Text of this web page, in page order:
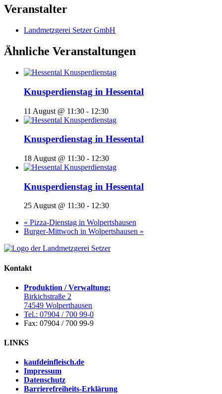
Veranstalter
Landmetzgerei Setzer GmbH
Ähnliche Veranstaltungen
Knusperdienstag in Hessental
11 August @ 11:30 - 12:30
Knusperdienstag in Hessental
18 August @ 11:30 - 12:30
Knusperdienstag in Hessental
25 August @ 11:30 - 12:30
« Pizza-Dienstag in Wolpertshausen
Burger-Mittwoch in Wolpertshausen »
Kontakt
Produktion / Verwaltung:
Birkichstraße 2
74549 Wolperthausen
Tel.: 07904 / 700 99-0
Fax: 07904 / 700 99-9
LINKS
kaufdeinfleisch.de
Impressum
Datenschutz
Barrierefreiheits-Erklärung